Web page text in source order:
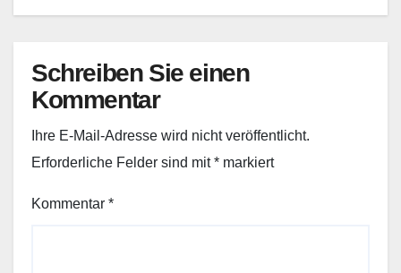
Schreiben Sie einen
Kommentar
Ihre E-Mail-Adresse wird nicht veröffentlicht.
Erforderliche Felder sind mit* markiert
Kommentar *